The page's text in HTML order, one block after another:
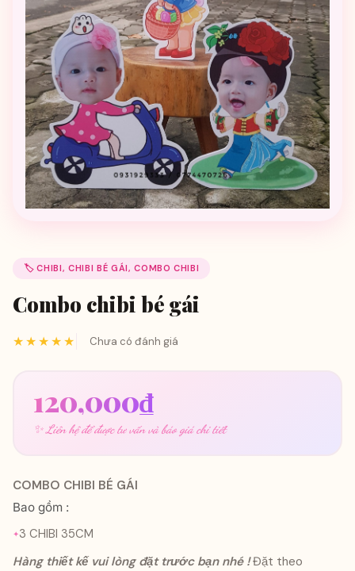
🏷️ CHIBI, CHIBI BÉ GÁI, COMBO CHIBI
Combo chibi bé gái
★★★★★ Chưa có đánh giá
120,000₫
✨ Liên hệ để được tư vấn và báo giá chi tiết
COMBO CHIBI BÉ GÁI
Bao gồm :
3 CHIBI 35CM
Hàng thiết kế vui lòng đặt trước bạn nhé !Đặt theo